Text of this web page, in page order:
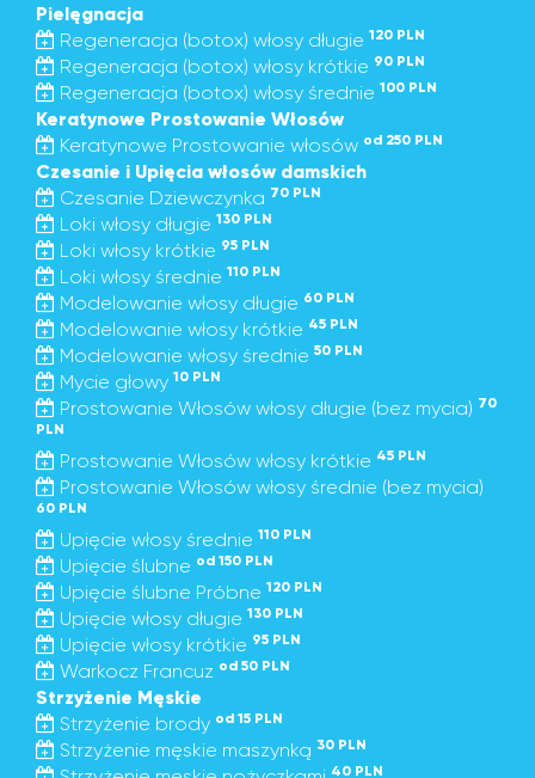
Pielęgnacja
Regeneracja (botox) włosy długie 120 PLN
Regeneracja (botox) włosy krótkie 90 PLN
Regeneracja (botox) włosy średnie 100 PLN
Keratynowe Prostowanie Włosów
Keratynowe Prostowanie włosów od 250 PLN
Czesanie i Upięcia włosów damskich
Czesanie Dziewczynka 70 PLN
Loki włosy długie 130 PLN
Loki włosy krótkie 95 PLN
Loki włosy średnie 110 PLN
Modelowanie włosy długie 60 PLN
Modelowanie włosy krótkie 45 PLN
Modelowanie włosy średnie 50 PLN
Mycie głowy 10 PLN
Prostowanie Włosów włosy długie (bez mycia) 70
PLN
Prostowanie Włosów włosy krótkie 45 PLN
Prostowanie Włosów włosy średnie (bez mycia)
60 PLN
Upięcie włosy średnie 110 PLN
Upięcie ślubne od 150 PLN
Upięcie ślubne Próbne 120 PLN
Upięcie włosy długie 130 PLN
Upięcie włosy krótkie 95 PLN
Warkocz Francuz od 50 PLN
Strzyżenie Męskie
Strzyżenie brody od 15 PLN
Strzyżenie męskie maszynką 30 PLN
40 PLN